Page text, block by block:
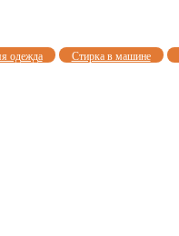
одежда Стирка в машине